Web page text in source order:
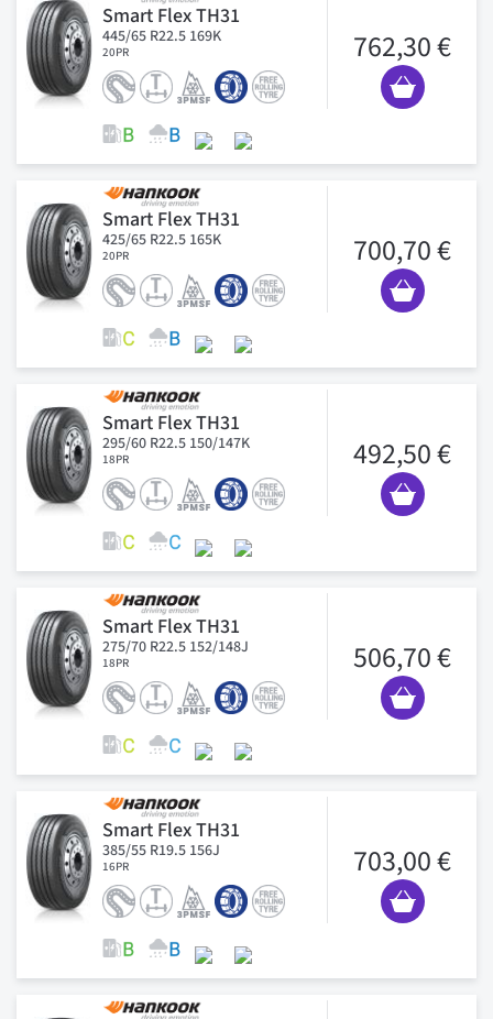
Smart Flex TH31
445/65 R22.5 169K
20PR 762,30 €
Smart Flex TH31
425/65 R22.5 165K
20PR 700,70 €
Smart Flex TH31
295/60 R22.5 150/147K
18PR 492,50 €
Smart Flex TH31
275/70 R22.5 152/148J
18PR 506,70 €
Smart Flex TH31
385/55 R19.5 156J
16PR 703,00 €